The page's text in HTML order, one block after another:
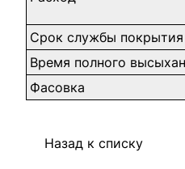
Срок службы покрытия
Время полного
Фасовка
Назад к списку